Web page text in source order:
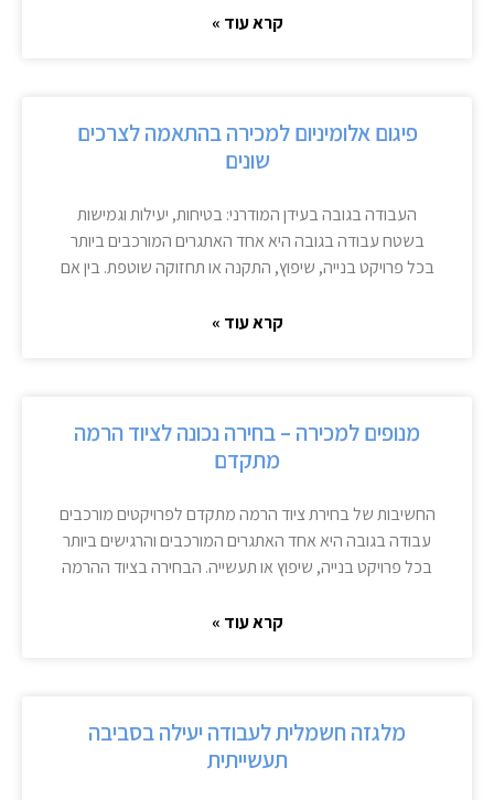
קרא עוד »
פיגום אלומיניום למכירה בהתאמה לצרכים
שונים
העבודה בגובה בעידן המודרני: בטיחות, יעילות וגמישות
בשטח עבודה בגובה היא אחד האתגרים המורכבים ביותר
בכל פרויקט בנייה, שיפוץ, התקנה או תחזוקה שוטפת. בין אם
קרא עוד »
מנופים למכירה – בחירה נכונה לציוד הרמה
מתקדם
החשיבות של בחירת ציוד הרמה מתקדם לפרויקטים מורכבים
עבודה בגובה היא אחד האתגרים המורכבים והרגישים ביותר
בכל פרויקט בנייה, שיפוץ או תעשייה. הבחירה בציוד ההרמה
קרא עוד »
מלגזה חשמלית לעבודה יעילה בסביבה
תעשייתית